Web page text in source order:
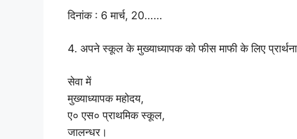
दिनांक : 6 मार्च, 20……
4. अपने स्कूल के मुख्याध्यापक को फीस माफी के लिए
सेवा में
मुख्याध्यापक महोदय,
ए० एस० प्राथमिक स्कूल,
जालन्धर।